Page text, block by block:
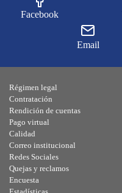
Facebook
Email
Régimen legal
Contratación
Rendición de cuentas
Pago virtual
Calidad
Correo institucional
Redes Sociales
Quejas y reclamos
Encuesta